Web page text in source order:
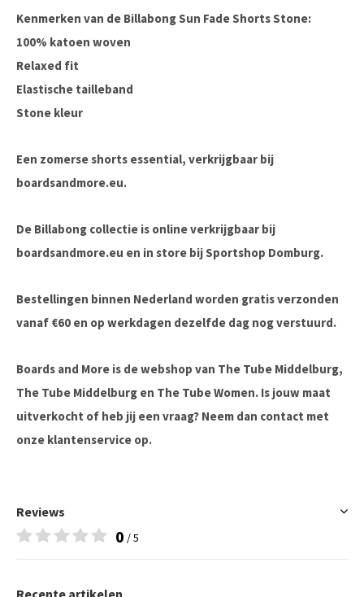
Kenmerken van de Billabong Sun Fade Shorts Stone:
100% katoen woven
Relaxed fit
Elastische tailleband
Stone kleur
Een zomerse shorts essential, verkrijgbaar bij
boardsandmore.eu.
De Billabong collectie is online verkrijgbaar bij
boardsandmore.eu en in store bij Sportshop Domburg.
Bestellingen binnen Nederland worden gratis verzonden
vanaf €60 en op werkdagen dezelfde dag nog verstuurd.
Boards and More is de webshop van The Tube Middelburg,
The Tube Middelburg en The Tube Women. Is jouw maat
uitverkocht of heb jij een vraag? Neem dan contact met
onze klantenservice op.
Reviews
0 / 5
Recente artikelen